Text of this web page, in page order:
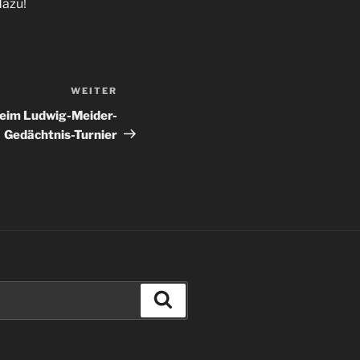
WEITER
Ludwig-Meider-
Gedächtnis-Turnier